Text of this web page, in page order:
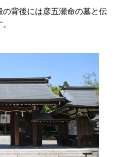
背後には彦五瀬命の墓と伝